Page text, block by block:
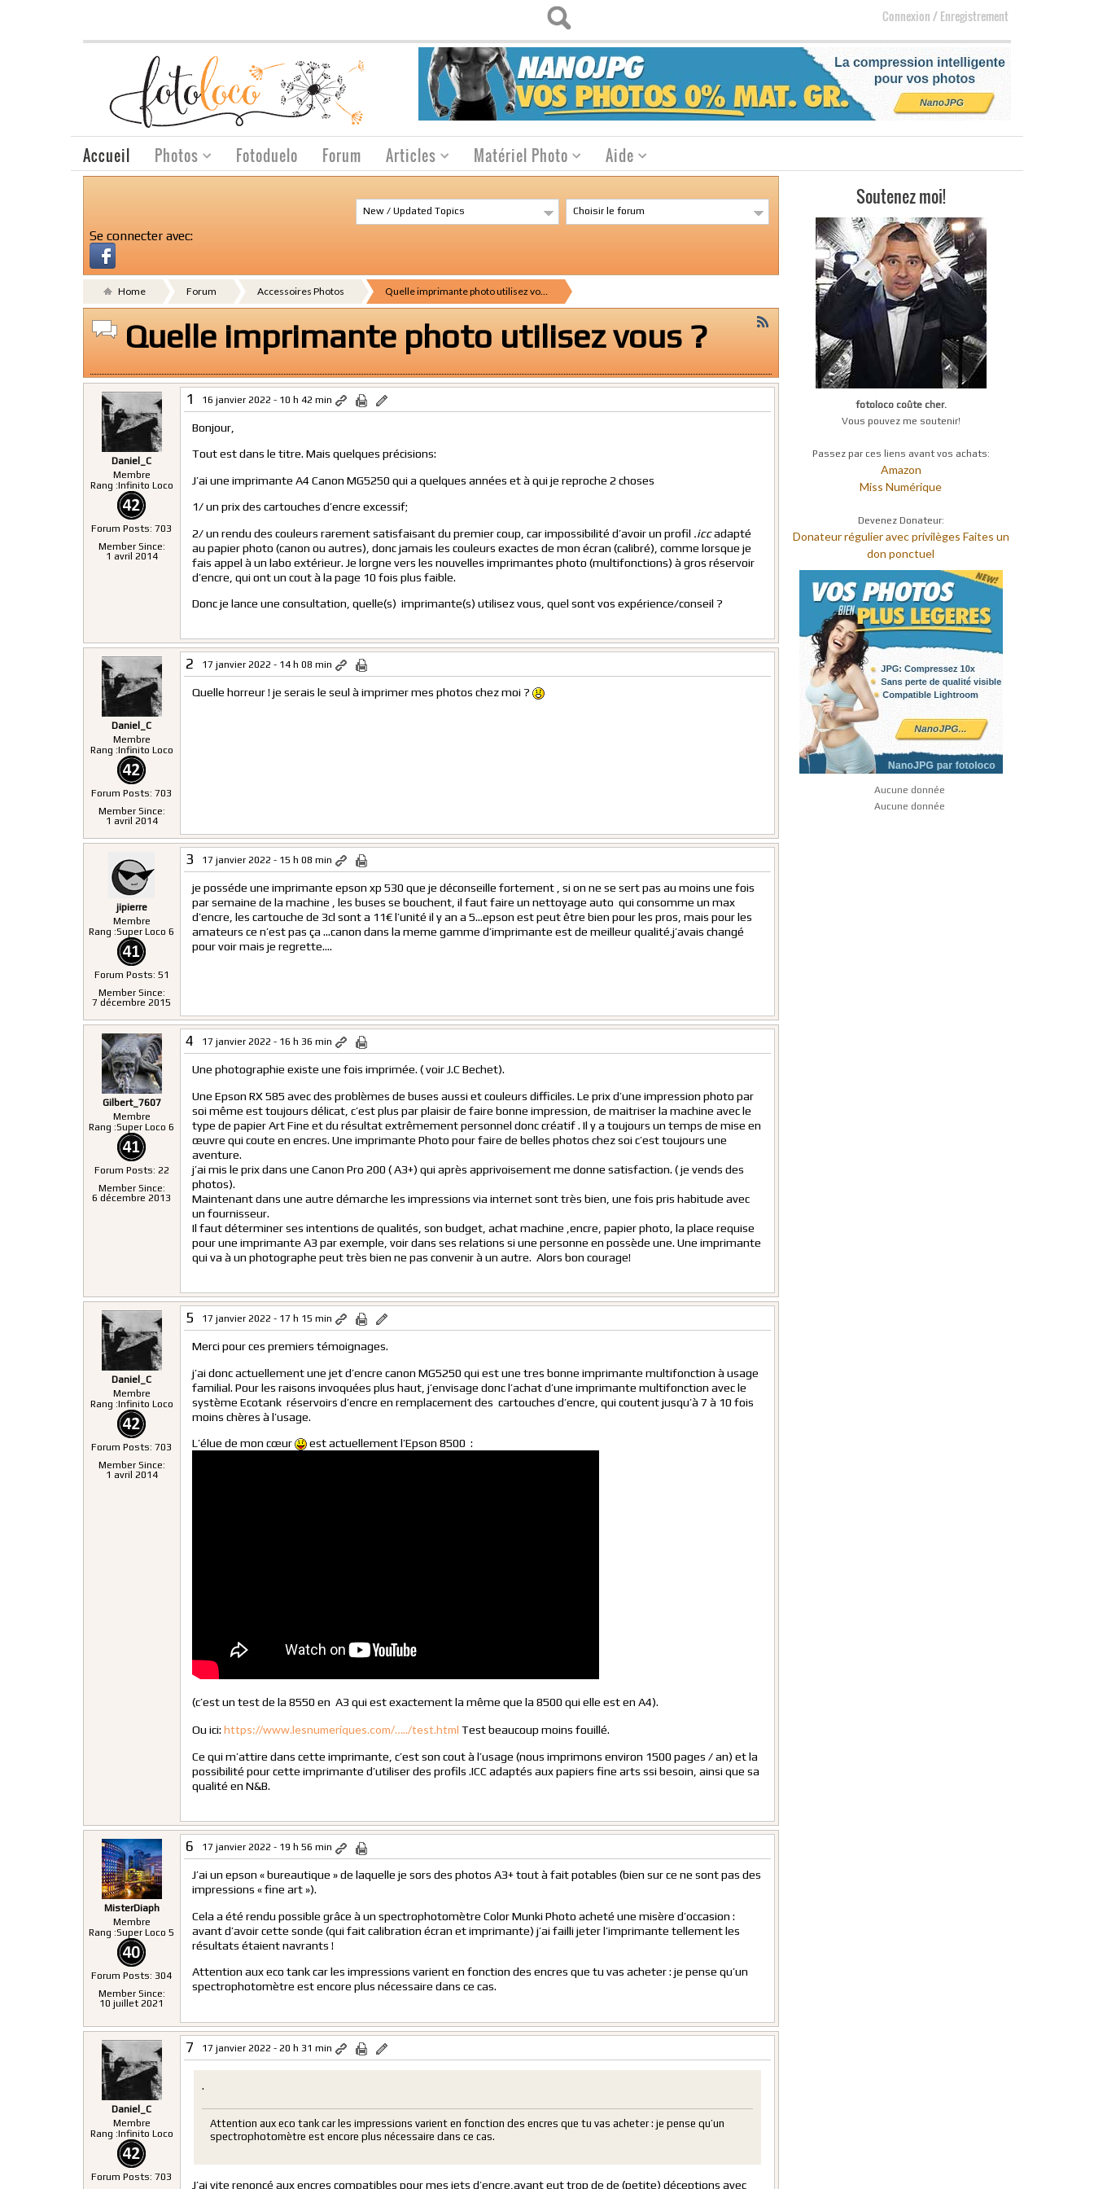
Connexion/Enregistrement
Accueil Photos Fotoduelo Forum Articles Matériel Photo Aide
Choisir le forum
New / Updated Topics
Se connecter avec:
Home Forum Accessoires Photos Quelle imprimante photo utilisez vo…
Quelle imprimante photo utilisez vous ?
Daniel_C
Membre
Rang :Infinito Loco
Forum Posts: 703
Member Since:
1 avril 2014
1 16 janvier 2022 - 10 h 42 min
Bonjour,
Tout est dans le titre. Mais quelques précisions:
J’ai une imprimante A4 Canon MG5250 qui a quelques années et à qui je reproche 2 choses
1/ un prix des cartouches d’encre excessif;
2/ un rendu des couleurs rarement satisfaisant du premier coup, car impossibilité d’avoir un profil .iccadapté
au papier photo (canon ou autres), donc jamais les couleurs exactes de mon écran (calibré), comme lorsque je
fais appel à un labo extérieur. Je lorgne vers les nouvelles imprimantes photo (multifonctions) à gros réservoir
d’encre, qui ont un cout à la page 10 fois plus faible.
Donc je lance une consultation, quelle(s) imprimante(s) utilisez vous, quel sont vos expérience/conseil ?
Daniel_C
Membre
Rang :Infinito Loco
Forum Posts: 703
Member Since:
1 avril 2014
2 17 janvier 2022 - 14 h 08 min
Quelle horreur ! je serais le seul à imprimer mes photos chez moi ?
jipierre
Membre
Rang :Super Loco 6
Forum Posts: 51
Member Since:
7 décembre 2015
3 17 janvier 2022 - 15 h 08 min
je posséde une imprimante epson xp 530 que je déconseille fortement , si on ne se sert pas au moins une fois
par semaine de la machine , les buses se bouchent, il faut faire un nettoyage auto qui consomme un max
d’encre, les cartouche de 3cl sont a 11€ l’unité il y an a 5…epson est peut être bien pour les pros, mais pour les
amateurs ce n’est pas ça …canon dans la meme gamme d’imprimante est de meilleur qualité.j’avais changé
pour voir mais je regrette….
Gilbert_7607
Membre
Rang :Super Loco 6
Forum Posts: 22
Member Since:
6 décembre 2013
4 17 janvier 2022 - 16 h 36 min
Une photographie existe une fois imprimée. ( voir J.C Bechet).
Une Epson RX 585 avec des problèmes de buses aussi et couleurs difficiles. Le prix d’une impression photo par
soi même est toujours délicat, c’est plus par plaisir de faire bonne impression, de maitriser la machine avec le
type de papier Art Fine et du résultat extrêmement personnel donc créatif . Il y a toujours un temps de mise en
œuvre qui coute en encres. Une imprimante Photo pour faire de belles photos chez soi c’est toujours une
aventure.
j’ai mis le prix dans une Canon Pro 200 ( A3+) qui après apprivoisement me donne satisfaction. ( je vends des
photos).
Maintenant dans une autre démarche les impressions via internet sont très bien, une fois pris habitude avec
un fournisseur.
Il faut déterminer ses intentions de qualités, son budget, achat machine ,encre, papier photo, la place requise
pour une imprimante A3 par exemple, voir dans ses relations si une personne en possède une. Une imprimante
qui va à un photographe peut très bien ne pas convenir à un autre. Alors bon courage!
Daniel_C
Membre
Rang :Infinito Loco
Forum Posts: 703
Member Since:
1 avril 2014
5 17 janvier 2022 - 17 h 15 min
Merci pour ces premiers témoignages.
j’ai donc actuellement une jet d’encre canon MG5250 qui est une tres bonne imprimante multifonction à usage
familial. Pour les raisons invoquées plus haut, j’envisage donc l’achat d’une imprimante multifonction avec le
système Ecotank réservoirs d’encre en remplacement des cartouches d’encre, qui coutent jusqu’à 7 à 10 fois
moins chères à l’usage.
L’élue de mon cœur est actuellement l’Epson 8500 :
(c’est un test de la 8550 en A3 qui est exactement la même que la 8500 qui elle est en A4).
Ou ici: https://www.lesnumeriques.com/…../test.html Test beaucoup moins fouillé.
Ce qui m’attire dans cette imprimante, c’est son cout à l’usage (nous imprimons environ 1500 pages / an) et la
possibilité pour cette imprimante d’utiliser des profils .ICC adaptés aux papiers fine arts ssi besoin, ainsi que sa
qualité en N&B.
MisterDiaph
Membre
Rang :Super Loco 5
Forum Posts: 304
Member Since:
10 juillet 2021
6 17 janvier 2022 - 19 h 56 min
J’ai un epson « bureautique » de laquelle je sors des photos A3+ tout à fait potables (bien sur ce ne sont pas des
impressions « fine art »).
Cela a été rendu possible grâce à un spectrophotomètre Color Munki Photo acheté une misère d’occasion :
avant d’avoir cette sonde (qui fait calibration écran et imprimante) j’ai failli jeter l’imprimante tellement les
résultats étaient navrants !
Attention aux eco tank car les impressions varient en fonction des encres que tu vas acheter : je pense qu’un
spectrophotomètre est encore plus nécessaire dans ce cas.
Daniel_C
Membre
Rang :Infinito Loco
Forum Posts: 703
7 17 janvier 2022 - 20 h 31 min
.
Attention aux eco tank car les impressions varient en fonction des encres que tu vas acheter : je pense qu’un
spectrophotomètre est encore plus nécessaire dans ce cas.
J’ai vite renoncé aux encres compatibles pour mes jets d’encre,ayant eut trop de de (petite) déceptions avec
Soutenez moi!
fotoloco coûte cher.
Vous pouvez me soutenir!
Passez par ces liens avant vos achats:
Amazon
Miss Numérique
Devenez Donateur:
Donateur régulier avec privilèges Faites un
don ponctuel
Aucune donnée
Aucune donnée